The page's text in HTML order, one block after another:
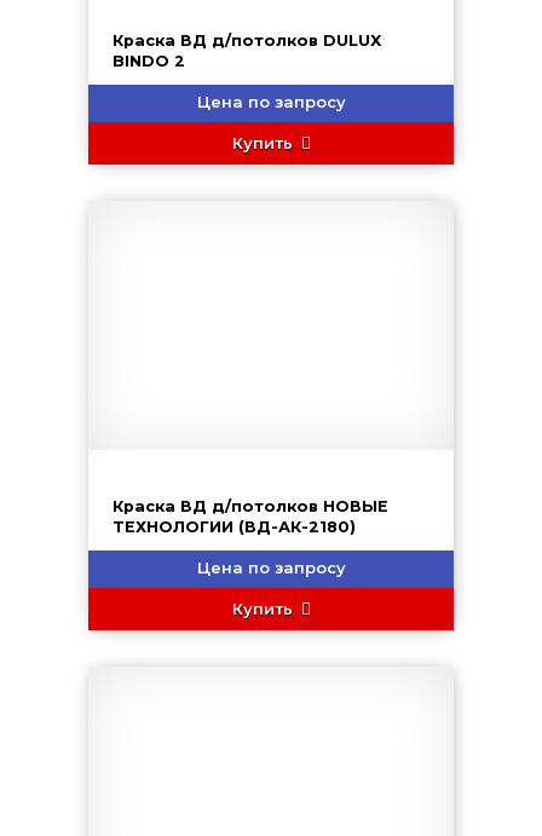
Краска ВД д/потолков DULUX
BINDO 2
Цена по запросу
Купить
Краска ВД д/потолков НОВЫЕ
ТЕХНОЛОГИИ (ВД-АК-2180)
Цена по запросу
Купить